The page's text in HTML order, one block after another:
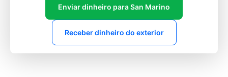
Enviar dinheiro para San Marino
Receber dinheiro do exterior